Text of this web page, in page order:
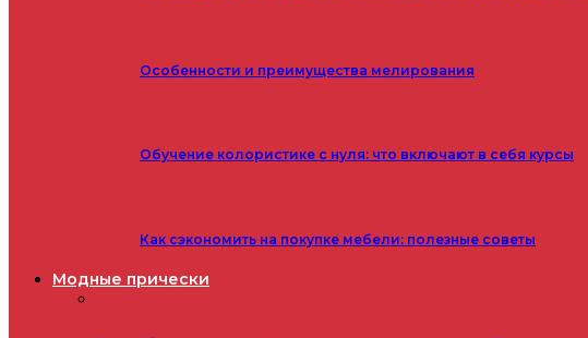
Особенности и преимущества мелирования
Обучение колористике с нуля: что включают в себя курсы
Как сэкономить на покупке мебели: полезные советы
Модные прически